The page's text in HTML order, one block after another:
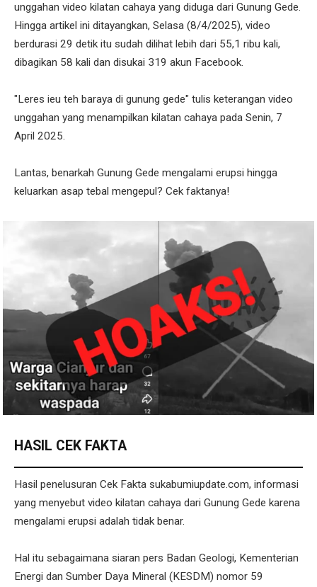
unggahan video kilatan cahaya yang diduga dari Gunung Gede.
Hingga artikel ini ditayangkan, Selasa (8/4/2025), video
berdurasi 29 detik itu sudah dilihat lebih dari 55,1 ribu kali,
dibagikan 58 kali dan disukai 319 akun Facebook.
"Leres ieu teh baraya di gunung gede" tulis keterangan video
unggahan yang menampilkan kilatan cahaya pada Senin, 7
April 2025.
Lantas, benarkah Gunung Gede mengalami erupsi hingga
keluarkan asap tebal mengepul? Cek faktanya!
HASIL CEK FAKTA
Hasil penelusuran Cek Fakta sukabumiupdate.com, informasi
yang menyebut video kilatan cahaya dari Gunung Gede karena
mengalami erupsi adalah tidak benar.
Hal itu sebagaimana siaran pers Badan Geologi, Kementerian
Energi dan Sumber Daya Mineral (KESDM) nomor 59